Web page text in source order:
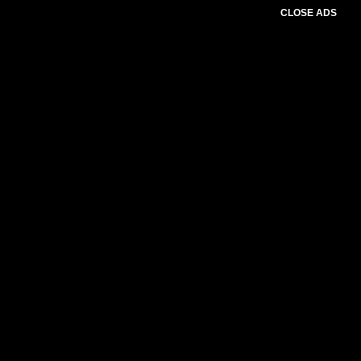
CLOSE ADS